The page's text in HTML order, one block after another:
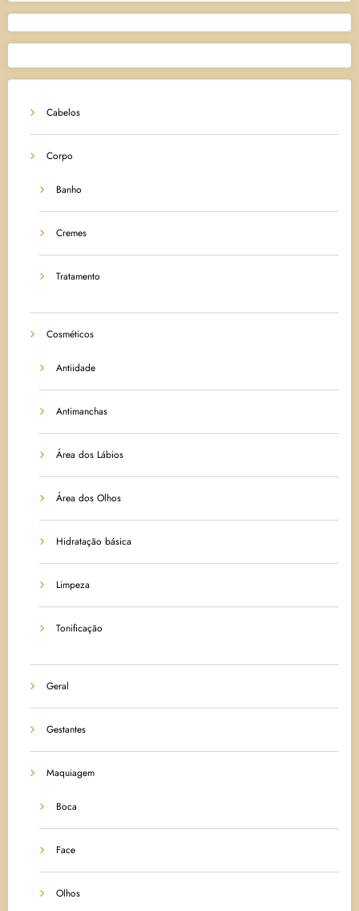
Cabelos
Corpo
Banho
Cremes
Tratamento
Cosméticos
Antiidade
Antimanchas
Área dos Lábios
Área dos Olhos
Hidratação básica
Limpeza
Tonificação
Geral
Gestantes
Maquiagem
Boca
Face
Olhos